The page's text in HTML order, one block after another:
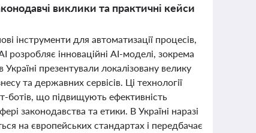
виклики та практичні кейси
інструменти для автоматизації процесів,
розробляє інноваційні AI-моделі, зокрема
презентували локалізовану велику
та державних сервісів. Ці технології
ботів, що підвищують ефективність
законодавства та етики. В Україні наразі
на європейських стандартах і передбачає